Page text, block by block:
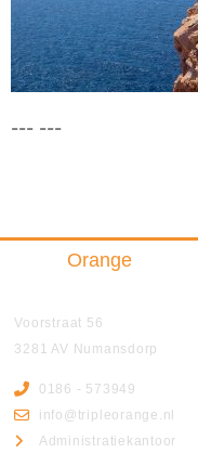
--- ---
Orange
Voorstraat 56
3281 AV Numansdorp
0186 - 573949
info@tripleorange.nl
Administratiekantoor